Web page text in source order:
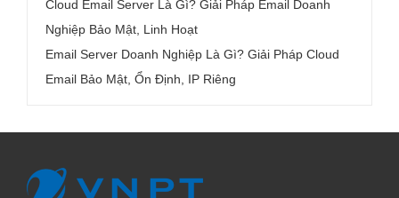
Cloud Email Server Là Gì? Giải Pháp Email Doanh
Nghiệp Bảo Mật, Linh Hoạt
Email Server Doanh Nghiệp Là Gì? Giải Pháp Cloud
Email Bảo Mật, Ổn Định, IP Riêng